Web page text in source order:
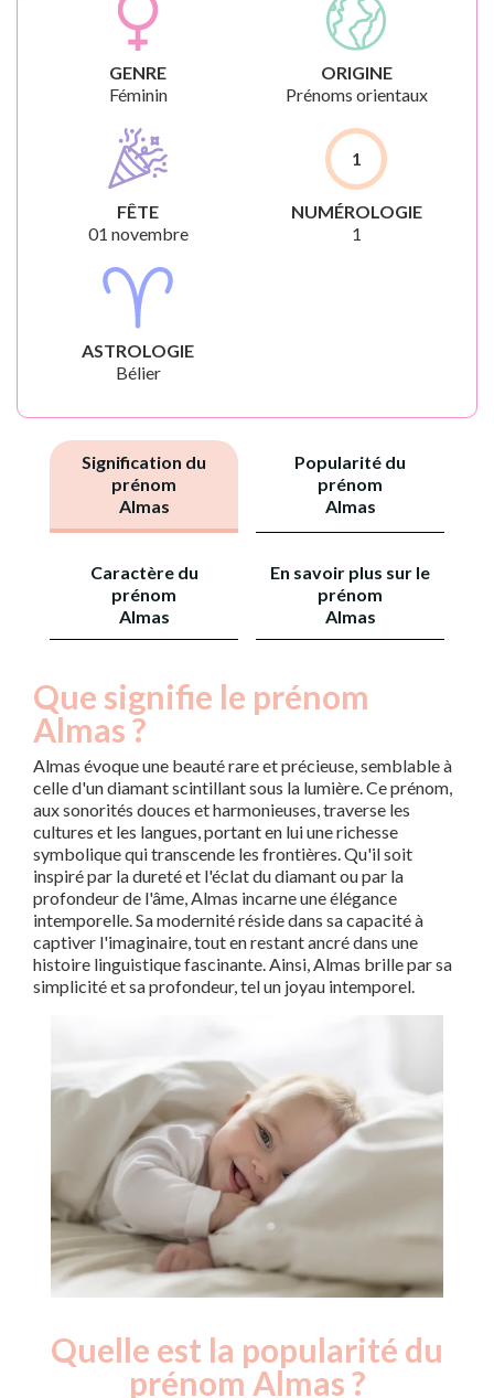
GENRE
Féminin
ORIGINE
Prénoms orientaux
FÊTE
01 novembre
1
NUMÉROLOGIE
1
ASTROLOGIE
Bélier
Signification du
prénom
Almas
Popularité du
prénom
Almas
Caractère du
prénom
Almas
En savoir plus sur le
prénom
Almas
Que signifie le prénom
Almas ?
Almas évoque une beauté rare et précieuse, semblable à
celle d'un diamant scintillant sous la lumière. Ce prénom,
aux sonorités douces et harmonieuses, traverse les
cultures et les langues, portant en lui une richesse
symbolique qui transcende les frontières. Qu'il soit
inspiré par la dureté et l'éclat du diamant ou par la
profondeur de l'âme, Almas incarne une élégance
intemporelle. Sa modernité réside dans sa capacité à
captiver l'imaginaire, tout en restant ancré dans une
histoire linguistique fascinante. Ainsi, Almas brille par sa
simplicité et sa profondeur, tel un joyau intemporel.
Quelle est la popularité du
prénom Almas ?
Année
Nouveaux-
nés